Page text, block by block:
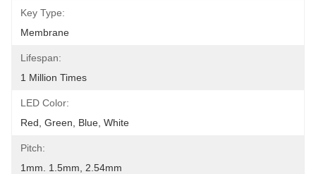
Key Type:
Membrane
Lifespan:
1 Million Times
LED Color:
Red, Green, Blue, White
Pitch:
1mm. 1.5mm, 2.54mm